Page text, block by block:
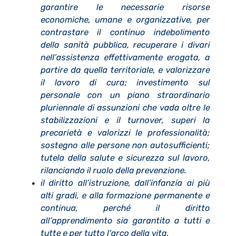
garantire le necessarie risorse
economiche, umane e organizzative, per
contrastare il continuo indebolimento
della sanità pubblica, recuperare i divari
nell’assistenza effettivamente erogata, a
partire da quella territoriale, e valorizzare
il lavoro di cura; investimento sul
personale con un piano straordinario
pluriennale di assunzioni che vada oltre le
stabilizzazioni e il turnover, superi la
precarietà e valorizzi le professionalità;
sostegno alle persone non autosufficienti;
tutela della salute e sicurezza sul lavoro,
rilanciando il ruolo della prevenzione.
il diritto all’istruzione, dall’infanzia ai più
alti gradi, e alla formazione permanente e
continua, perché il diritto
all’apprendimento sia garantito a tutti e
tutte e per tutto l’arco della vita.